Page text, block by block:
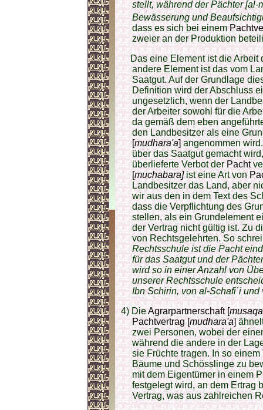
stellt, während der Pächter [al-
Bewässerung und
dass es sich bei einem
zweier an der Produktion
Das eine Element ist die Arbeit
andere Element ist das vom
Saatgut. Auf der Grundlage
Definition wird der Abschluss
ungesetzlich, wenn der
der Arbeiter sowohl für die
da gemäß dem eben
den Landbesitzer als eine
[mudhara'a]angenommen
über das Saatgut gemacht
überlieferte Verbot derPacht
[muchabara]ist eine Art von
Landbesitzer das Land, aber
wir aus den in dem Text des
dass die Verpflichtung des
stellen, als ein Grundelement
der Vertrag nicht gültig ist. Zu
von Rechtsgelehrten. So
Rechtsschule ist die Pacht
für das Saatgut und der
wird so in einer Anzahl von
unserer Rechtsschule
Ibn Schirin, von al-Schafi´i und
4) DieAgrarpartnerschaft [
Pachtvertrag [mudhara'a]
zwei Personen, wobei der
während die andere in der
sie Früchte tragen. In so
Bäume und Schösslinge zu
mit dem Eigentümer in einem
festgelegt wird, an dem Ertrag
Vertrag, was aus zahlreichen